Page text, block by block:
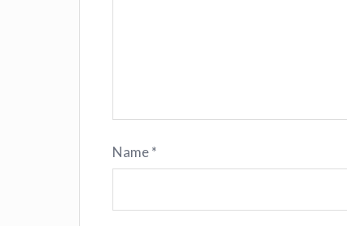
Name*